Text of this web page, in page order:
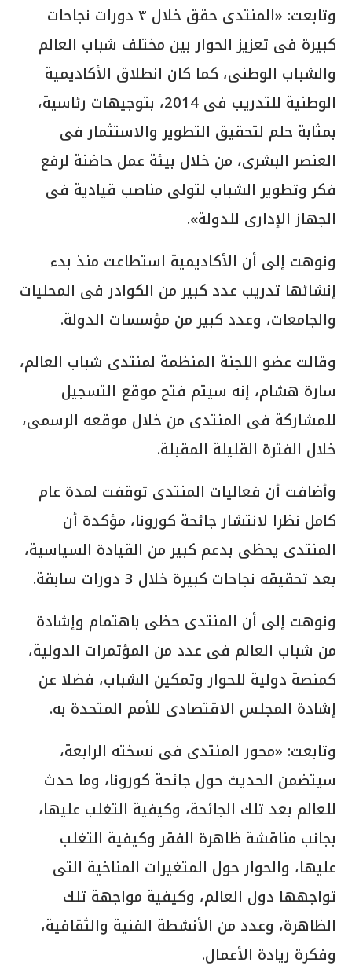
وتابعت: «المنتدى حقق خلال ٣ دورات نجاحات
كبيرة فى تعزيز الحوار بين مختلف شباب العالم
والشباب الوطنى، كما كان انطلاق الأكاديمية
الوطنية للتدريب فى 2014، بتوجيهات رئاسية،
بمثابة حلم لتحقيق التطوير والاستثمار فى
العنصر البشرى، من خلال بيئة عمل حاضنة لرفع
فكر وتطوير الشباب لتولى مناصب قيادية فى
الجهاز الإدارى للدولة».
ونوهت إلى أن الأكاديمية استطاعت منذ بدء
إنشائها تدريب عدد كبير من الكوادر فى المحليات
والجامعات، وعدد كبير من مؤسسات الدولة.
وقالت عضو اللجنة المنظمة لمنتدى شباب العالم،
سارة هشام، إنه سيتم فتح موقع التسجيل
للمشاركة فى المنتدى من خلال موقعه الرسمى،
خلال الفترة القليلة المقبلة.
وأضافت أن فعاليات المنتدى توقفت لمدة عام
كامل نظرا لانتشار جائحة كورونا، مؤكدة أن
المنتدى يحظى بدعم كبير من القيادة السياسية،
بعد تحقيقه نجاحات كبيرة خلال 3 دورات سابقة.
ونوهت إلى أن المنتدى حظى باهتمام وإشادة
من شباب العالم فى عدد من المؤتمرات الدولية،
كمنصة دولية للحوار وتمكين الشباب، فضلا عن
إشادة المجلس الاقتصادى للأمم المتحدة به.
وتابعت: «محور المنتدى فى نسخته الرابعة،
سيتضمن الحديث حول جائحة كورونا، وما حدث
للعالم بعد تلك الجائحة، وكيفية التغلب عليها،
بجانب مناقشة ظاهرة الفقر وكيفية التغلب
عليها، والحوار حول المتغيرات المناخية التى
تواجهها دول العالم، وكيفية مواجهة تلك
الظاهرة، وعدد من الأنشطة الفنية والثقافية،
وفكرة ريادة الأعمال.